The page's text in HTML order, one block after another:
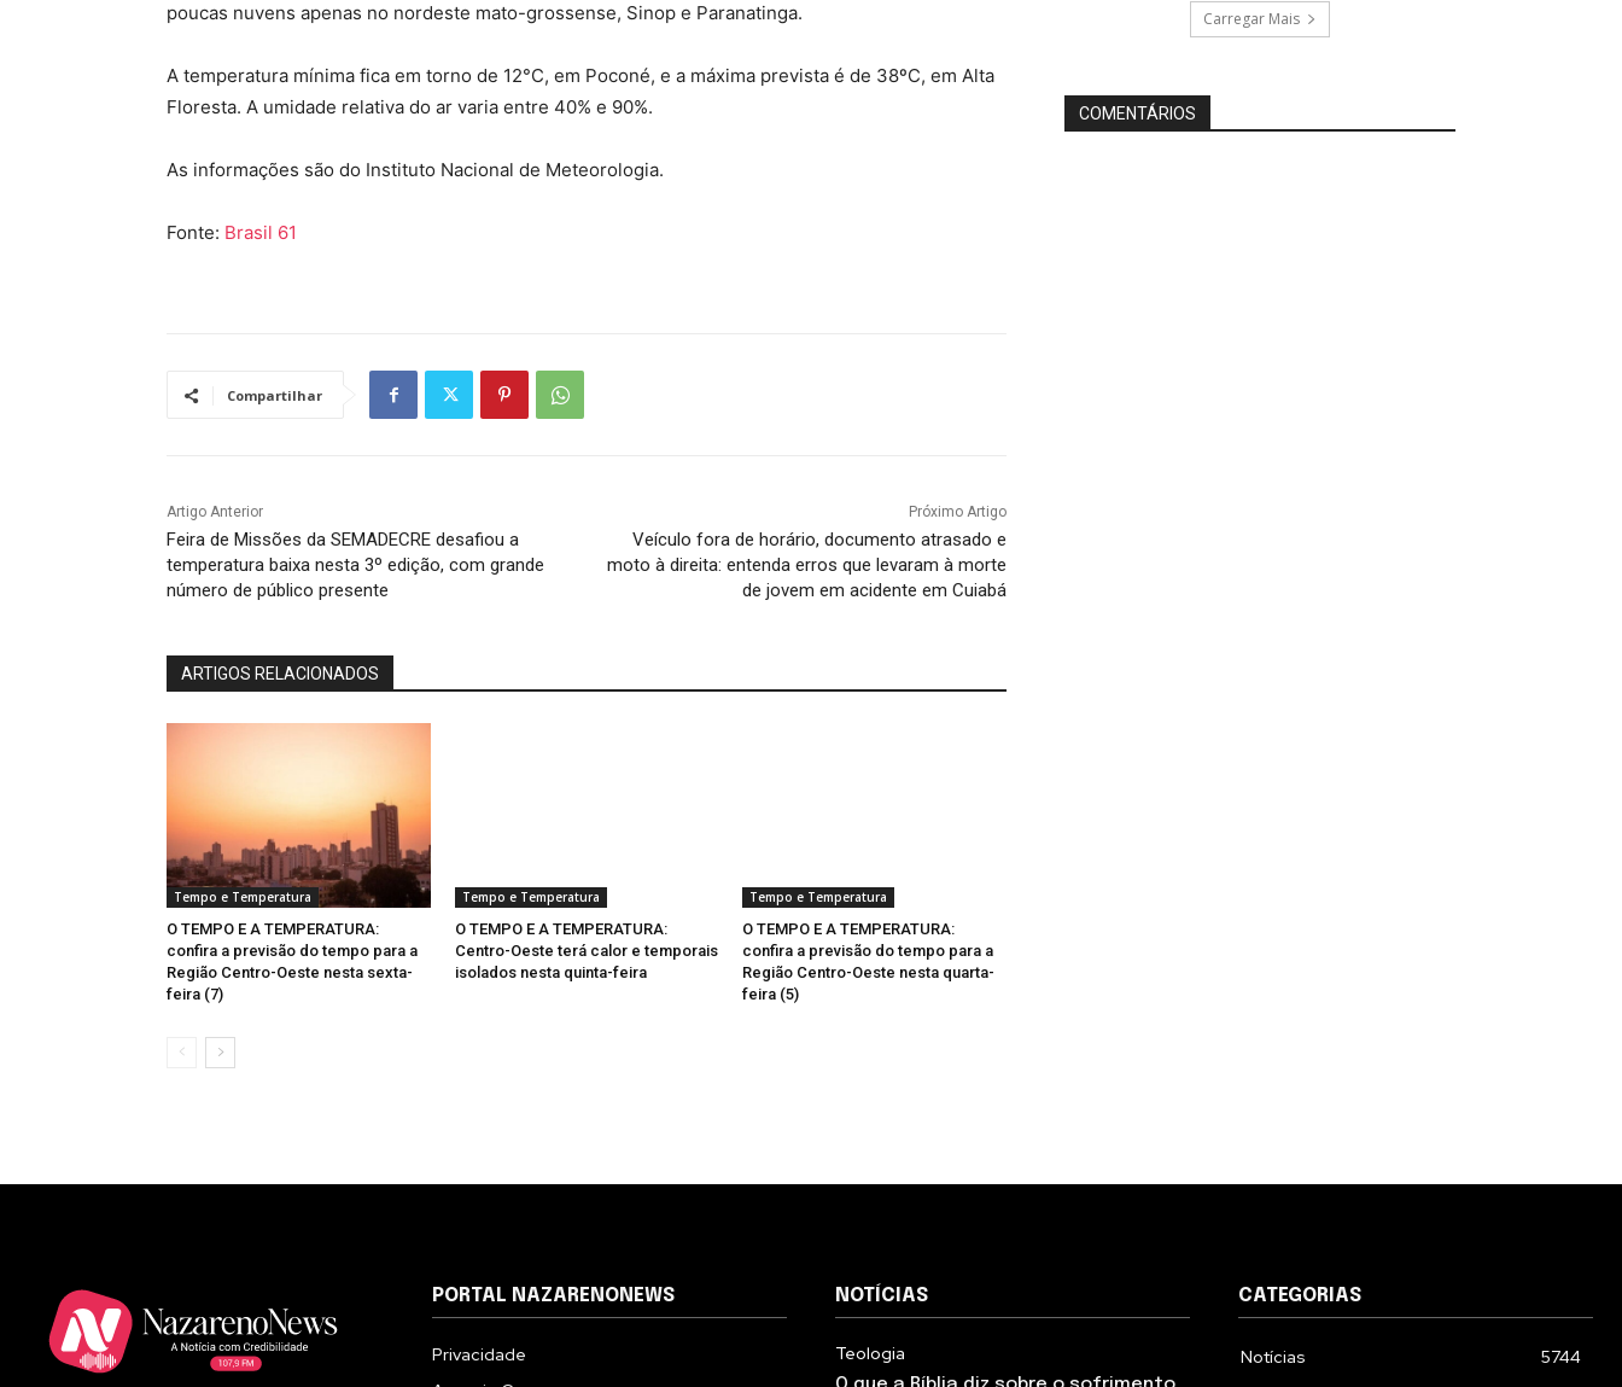
poucas nuvens apenas no nordeste mato-grossense, Sinop e Paranatinga.
A temperatura mínima fica em torno de 12°C, em Poconé, e a máxima prevista é de 38ºC, em Alta
Floresta. A umidade relativa do ar varia entre 40% e 90%.
As informações são do Instituto Nacional de Meteorologia.
Fonte: Brasil 61
Compartilhar
Artigo Anterior
Feira de Missões da SEMADECRE desafiou a
temperatura baixa nesta 3º edição, com grande
número de público presente
Próximo Artigo
Veículo fora de horário, documento atrasado e
moto à direita: entenda erros que levaram à morte
de jovem em acidente em Cuiabá
ARTIGOS RELACIONADOS
Tempo e Temperatura
O TEMPO E A TEMPERATURA:
confira a previsão do tempo para a
Região Centro-Oeste nesta sexta-
feira (7)
Tempo e Temperatura
O TEMPO E A TEMPERATURA:
Centro-Oeste terá calor e temporais
isolados nesta quinta-feira
Tempo e Temperatura
O TEMPO E A TEMPERATURA:
confira a previsão do tempo para a
Região Centro-Oeste nesta quarta-
feira (5)
Carregar Mais
COMENTÁRIOS
PORTAL NAZARENONEWS
Privacidade
NOTÍCIAS
Teologia
CATEGORIAS
Notícias
5744